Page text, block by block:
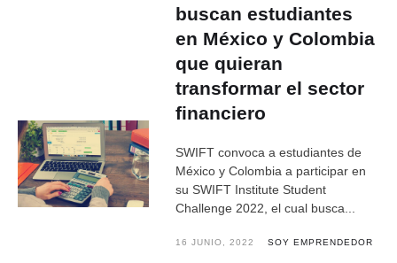
buscan estudiantes
en México y Colombia
que quieran
transformar el sector
financiero
SWIFT convoca a estudiantes de
México y Colombia a participar en
su SWIFT Institute Student
Challenge 2022, el cual busca...
16 JUNIO, 2022 SOY EMPRENDEDOR